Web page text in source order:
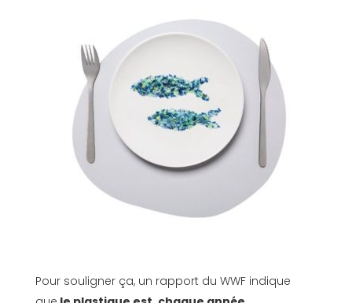
Pour souligner ça, un rapport du WWF indique